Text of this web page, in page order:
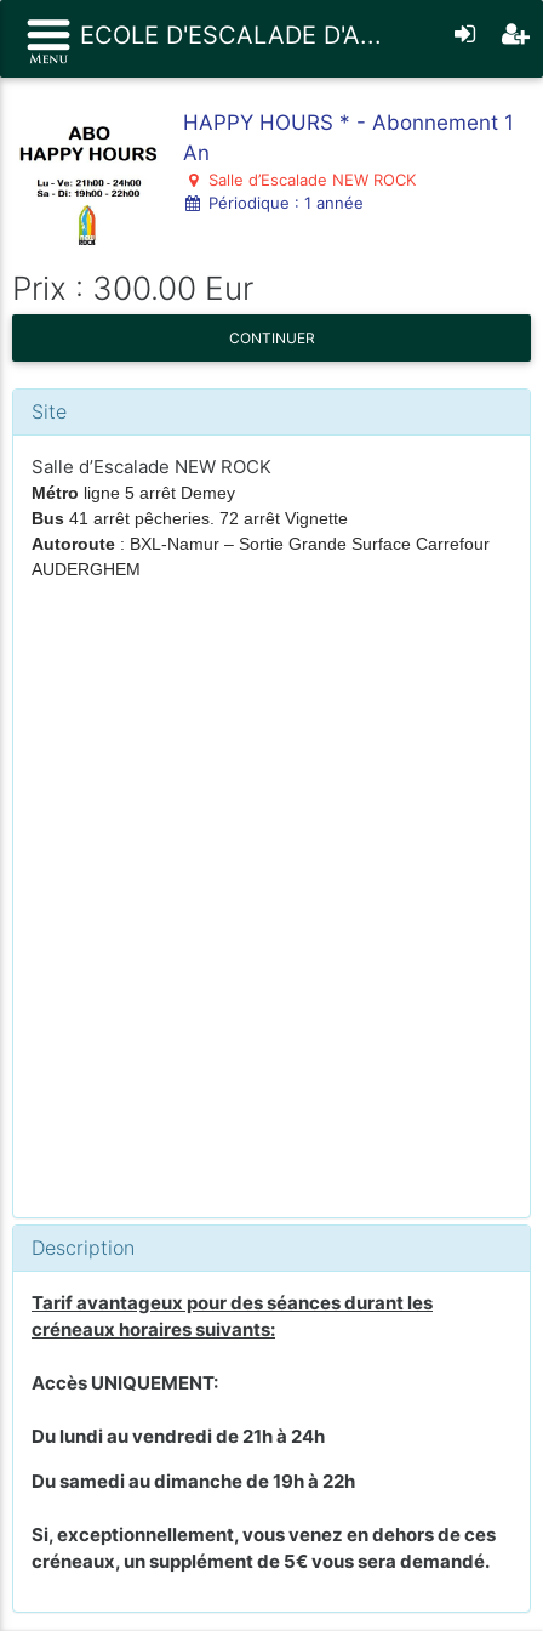
ECOLE D'ESCALADE D'A...
HAPPY HOURS * - Abonnement 1
An
Salle d’Escalade NEW ROCK
Périodique : 1 année
Prix : 300.00 Eur
CONTINUER
Site
Salle d’Escalade NEW ROCK
Métro ligne 5 arrêt Demey
Bus 41 arrêt pêcheries. 72 arrêt Vignette
Autoroute : BXL-Namur – Sortie Grande Surface Carrefour
AUDERGHEM
Description
Tarif avantageux pour des séances durant les
créneaux horaires suivants:
Accès UNIQUEMENT:
Du lundi au vendredi de 21h à 24h
Du samedi au dimanche de 19h à 22h
Si, exceptionnellement, vous venez en dehors de ces
créneaux, un supplément de 5€ vous sera demandé.